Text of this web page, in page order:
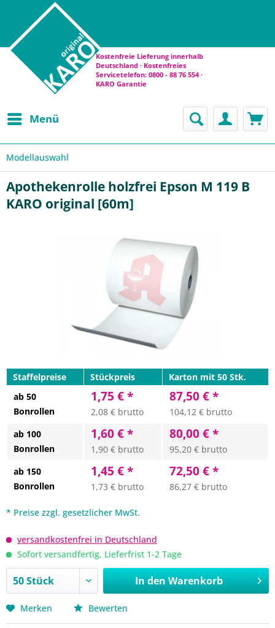
Kostenfreie Lieferung innerhalb
Deutschland · Kostenfreies
Servicetelefon: 0800 - 88 76 554 ·
KARO Garantie
Menü
Modellauswahl
Apothekenrolle holzfrei Epson M 119 B
KARO original [60m]
Staffelpreise Stückpreis
Karton mit 50 Stk.
ab 50
Bonrollen
1,75 € *
2,08 € brutto
87,50 € *
104,12 € brutto
ab 100
Bonrollen
1,60 € *
1,90 € brutto
80,00 € *
95,20 € brutto
ab 150
Bonrollen
1,45 € *
1,73 € brutto
72,50 € *
86,27 € brutto
* Preise zzgl. gesetzlicher MwSt.
versandkostenfrei in Deutschland
Sofort versandfertig, Lieferfrist 1-2 Tage
In den Warenkorb
Merken Bewerten